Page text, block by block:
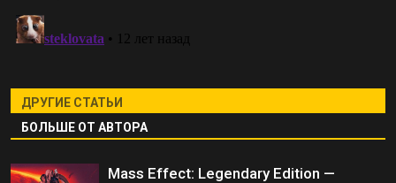
ДРУГИЕ СТАТЬИ
БОЛЬШЕ ОТ АВТОРА
Mass Effect: Legendary Edition —